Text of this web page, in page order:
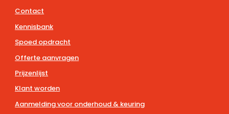
Contact
Kennisbank
Spoed opdracht
Offerte aanvragen
Prijzenlijst
Klant worden
Aanmelding voor onderhoud & keuring